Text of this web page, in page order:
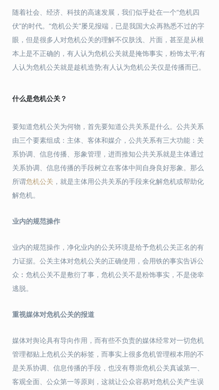
随着社会、经济、科技的高速发展，我们似乎处在一个“危机四
伏”的时代。“危机公关”屡见报端，已是我国大众再熟悉不过的字
眼，但是很多人对危机公关的理解不仅肤浅、片面，甚至是从根
本上是不正确的，有人认为危机公关就是掩饰事实，粉饰太平;有
人认为危机公关就是趁机造势;有人认为危机公关仅是传播而已。
什么是危机公关？
要知道危机公关为何物，首先要知道公共关系是什么。公共关系
由三个要素组成：主体、客体和媒介，公共关系有三大功能：关
系协调、信息传播、形象管理，进而推知公共关系就是主体通过
关系协调、信息传播的手段树立在客体中间自身良好形象。那么
所谓危机公关 ，就是主体用公共关系的手段来化解危机或帮助化
解危机。
业内的规范操作
业内的规范操作，净化业内的公关环境是给予危机公关正名的有
力证据。公关主体对危机公关的正确使用，会用铁的事实告诉公
众︰危机公关不是敷衍了事，危机公关不是粉饰事实，不是侥幸
逃脱。
重视媒体对危机公关的报道
媒体对舆论具有导向作用，而有些不负责的媒体经常对一切危机
管理都贴上危机公关的标签，而事实上很多危机管理根本用的不
是关系协调、信息传播的手段，也没有尊崇危机公关真诚第一、
客观全面、公众第一等原则，这就让公众容易对危机公关产生误